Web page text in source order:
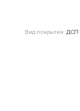
Вид покрытия: ДСП